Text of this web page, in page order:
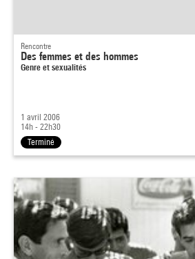
Rencontre
Des femmes et des hommes
Genre et sexualités
1 avril 2006
14h - 22h30
Terminé